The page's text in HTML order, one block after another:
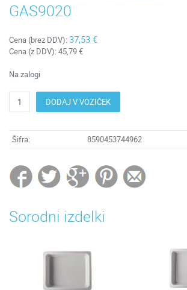
GAS9020
Cena (brez DDV): 37,53 €
Cena (z DDV): 45,79 €
Na zalogi
DODAJ V VOZIČEK
Šifra: 8590453744962
Sorodni izdelki